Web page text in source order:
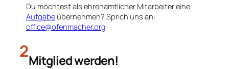
Du möchtest als ehrenamtlicher Mitarbeiter eine
Aufgabeübernehmen? Sprich uns an:
office@ofenmacher.org
2Mitglied werden!